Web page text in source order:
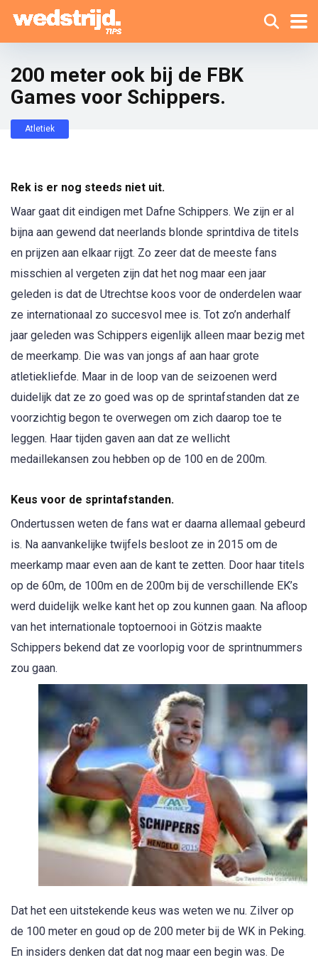
200 meter ook bij de FBK
Games voor Schippers.
Atletiek
Rek is er nog steeds niet uit.
Waar gaat dit eindigen met Dafne Schippers. We zijn er al
bijna aan gewend dat neerlands blonde sprintdiva de titels
en prijzen aan elkaar rijgt. Zo zeer dat de meeste fans
misschien al vergeten zijn dat het nog maar een jaar
geleden is dat de Utrechtse koos voor de onderdelen waar
ze internationaal zo succesvol mee is. Tot zo’n anderhalf
jaar geleden was Schippers eigenlijk alleen maar bezig met
de meerkamp. Die was van jongs af aan haar grote
atletiekliefde. Maar in de loop van de seizoenen werd
duidelijk dat ze zo goed was op de sprintafstanden dat ze
voorzichtig begon te overwegen om zich daarop toe te
leggen. Haar tijden gaven aan dat ze wellicht
medaillekansen zou hebben op de 100 en de 200m.
Keus voor de sprintafstanden.
Ondertussen weten de fans wat er daarna allemaal gebeurd
is. Na aanvankelijke twijfels besloot ze in 2015 om de
meerkamp maar even aan de kant te zetten. Door haar titels
op de 60m, de 100m en de 200m bij de verschillende EK’s
werd duidelijk welke kant het op zou kunnen gaan. Na afloop
van het internationale toptoernooi in Götzis maakte
Schippers bekend dat ze voorlopig voor de sprintnummers
zou gaan.
Dat het een uitstekende keus was weten we nu. Zilver op
de 100 meter en goud op de 200 meter bij de WK in Peking.
En insiders denken dat dat nog maar een begin was. De